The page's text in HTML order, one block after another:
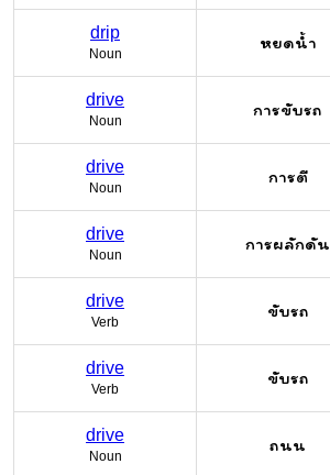
drip
Noun
หยดน้ำ
drive
Noun
การขับรถ
drive
Noun
การตี
drive
Noun
การผลักดัน
drive
Verb
ขับรถ
drive
Verb
ขับรถ
drive
Noun
ถนน